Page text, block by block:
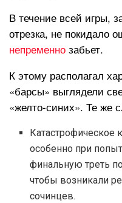
В течение всей игры,
отрезка, не покидало
непременно забьет.
К этому располагал
«барсы» выглядели
«желто-синих». Те же
Катастрофическое
особенно при
финальную треть
чтобы возникали
сочинцев.